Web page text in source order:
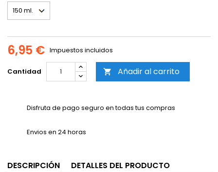
6,95 € Impuestos incluidos
Cantidad  Añadir al carrito
Disfruta de pago seguro en todas tus compras
Envios en 24 horas
DESCRIPCIÓN DETALLES DEL PRODUCTO